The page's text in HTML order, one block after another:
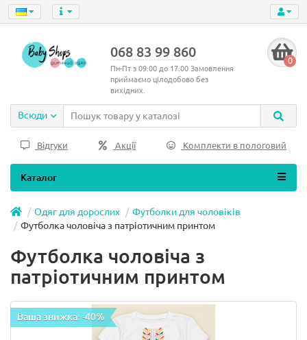
068 83 99 860
Пн-Пт з 09:00 до 17:00 Замовлення
приймаємо цілодобово без
вихідних.
0
Всюди
Відгуки Акції Комплекти в пологовий
Каталог
Одяг для дорослих
Футболки для чоловіків
Футболка чоловіча з патріотичним принтом
Футболка чоловіча з
патріотичним принтом
Ваша знижка: -40%